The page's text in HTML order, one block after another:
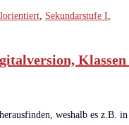
Sekundarstufe I
Klassen
weshalb es z.B. in